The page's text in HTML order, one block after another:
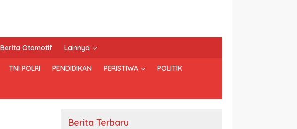
Berita Otomotif Lainnya
TNI POLRI PENDIDIKAN PERISTIWA POLITIK
Berita Terbaru